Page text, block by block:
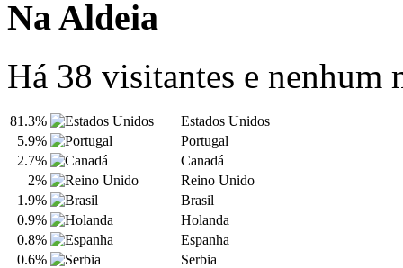
Na Aldeia
Há 38 visitantes e nenhum
81.3%
Estados Unidos
5.9%
Portugal
2.7%
Canadá
2%
Reino Unido
1.9%
Brasil
0.9%
Holanda
0.8%
Espanha
0.6%
Serbia